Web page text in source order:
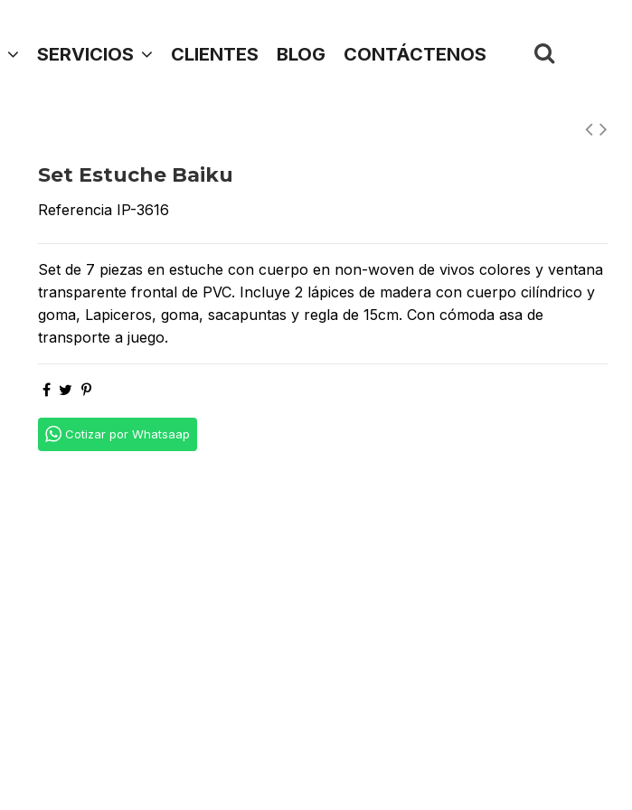
SERVICIOS CLIENTES BLOG CONTÁCTENOS
Set Estuche Baiku
Referencia IP-3616
Set de 7 piezas en estuche con cuerpo en non-woven de vivos colores y ventana
transparente frontal de PVC. Incluye 2 lápices de madera con cuerpo cilíndrico y
goma, Lapiceros, goma, sacapuntas y regla de 15cm. Con cómoda asa de
transporte a juego.
Cotizar por Whatsaap